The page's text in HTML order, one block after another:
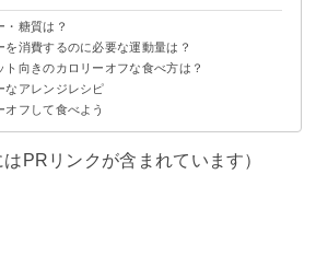
・糖質は？
1皿）のカロリー・糖質量
・糖質を他の料理と比較
を消費するのに必要な運動量は？
向きのカロリーオフな食べ方は？
減らす
たき・糖質オフ麺に代替する
維を食前に取り入れる
を上げる
なアレンジレシピ
（257kcal）
フして食べよう
はPRリンクが含まれています）